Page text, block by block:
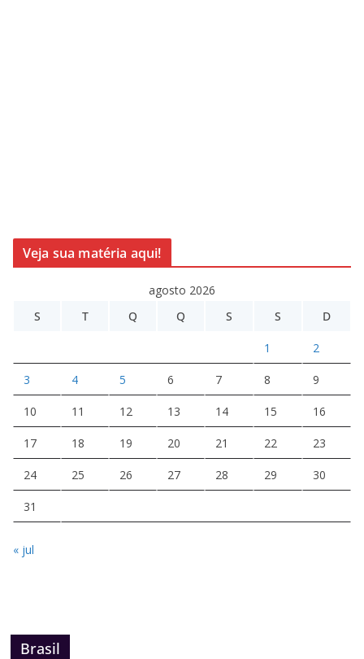
Veja sua matéria aqui!
agosto 2026
S
T Q Q S S D
1 2
3 4 5 6 7 8 9
10 11 12 13 14 15 16
17 18 19 20 21 22 23
24 25 26 27 28 29 30
31
« jul
Brasil